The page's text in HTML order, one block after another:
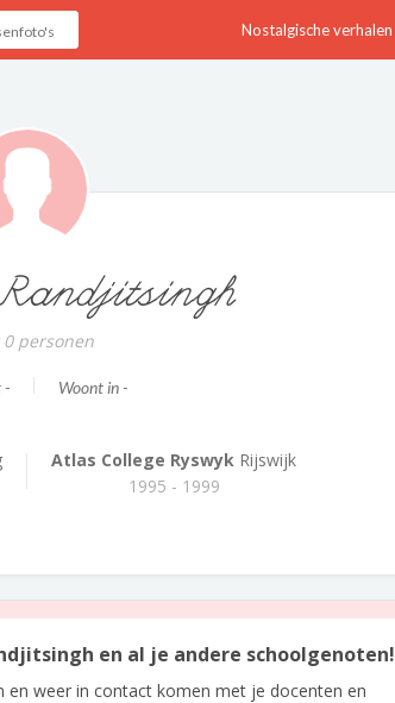
Nostalgische verhalen
0 personen
- Woont in -
Atlas College Ryswyk Rijswijk
1995 - 1999
en al je andere schoolgenoten!
en weer in contact komen met je docenten en